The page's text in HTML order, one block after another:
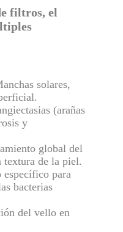
filtros, el
solares,
(arañas
y
global del
textura de la piel.
para
bacterias
del vello en